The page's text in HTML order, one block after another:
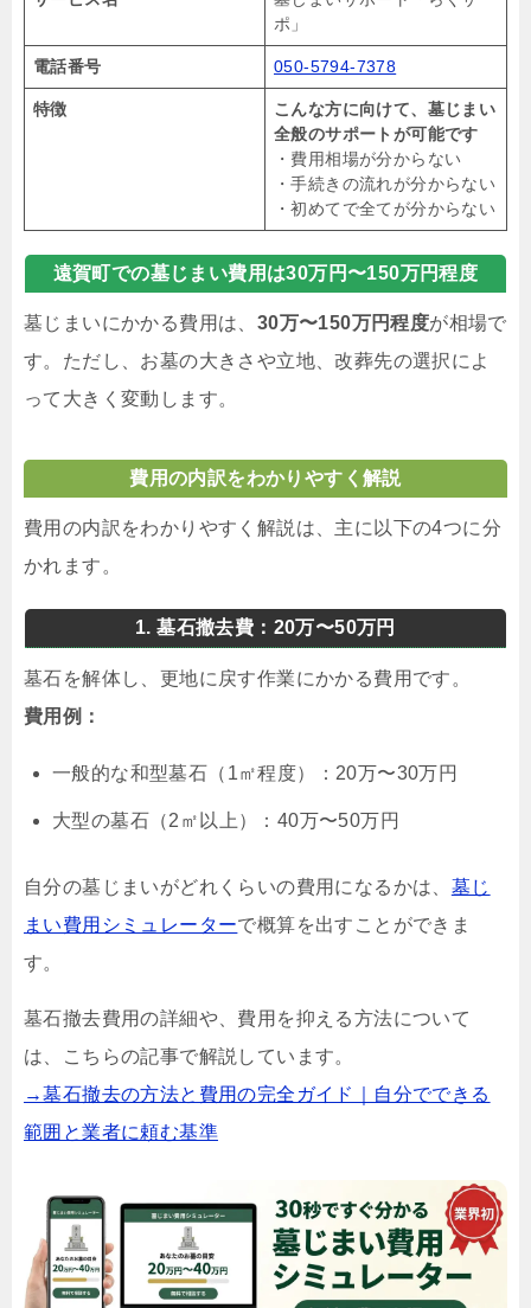
ポ」
電話番号 050-5794-7378
特徴
こんな方に向けて、墓じまい
全般のサポートが可能です
・費用相場が分からない
・手続きの流れが分からない
・初めてで全てが分からない
遠賀町での墓じまい費用は30万円〜150万円程度
墓じまいにかかる費用は、 30万〜150万円程度が相場で
す。ただし、お墓の大きさや立地、改葬先の選択によ
って大きく変動します。
費用の内訳をわかりやすく解説
費用の内訳をわかりやすく解説は、主に以下の4つに分
かれます。
1. 墓石撤去費：20万〜50万円
墓石を解体し、更地に戻す作業にかかる費用です。
費用例：
一般的な和型墓石（1㎡程度）：20万〜30万円
大型の墓石（2㎡以上）：40万〜50万円
自分の墓じまいがどれくらいの費用になるかは、 墓じ
まい費用シミュレーターで概算を出すことができま
す。
墓石撤去費用の詳細や、費用を抑える方法について
は、こちらの記事で解説しています。
→墓石撤去の方法と費用の完全ガイド｜自分でできる
範囲と業者に頼む基準